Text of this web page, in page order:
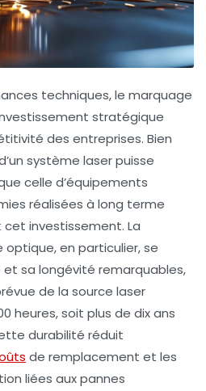
techniques, le marquage
stratégique
des entreprises. Bien
système laser puisse
celle d’équipements
réalisées à long terme
investissement. La
en particulier, se
sa longévité remarquables,
de la source laser
heures, soit plus de dix ans
durabilité réduit
de remplacement et les
liées aux pannes